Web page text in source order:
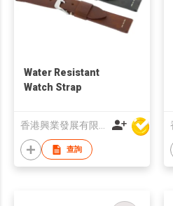
Water Resistant
Watch Strap
香港興業發展有限公司
查詢